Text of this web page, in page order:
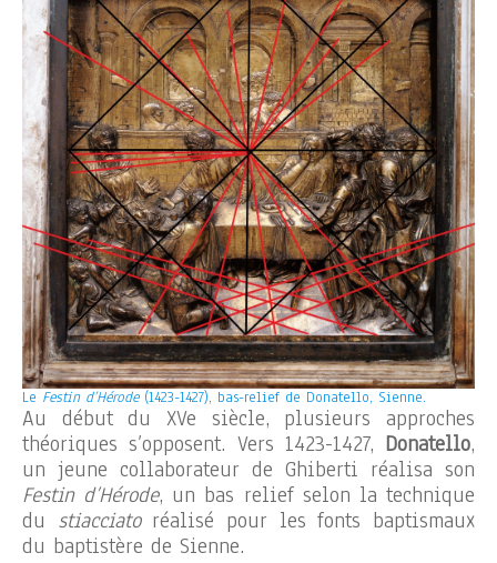
Le Festin d’Hérode(1423-1427), bas-relief de Donatello, Sienne.
Au début du XVe siècle, plusieurs approches
théoriques s’opposent. Vers 1423-1427, Donatello,
un jeune collaborateur de Ghiberti réalisa son
Festin d’Hérode, un bas relief selon la technique
du stiacciatoréalisé pour les fonts baptismaux
du baptistère de Sienne.